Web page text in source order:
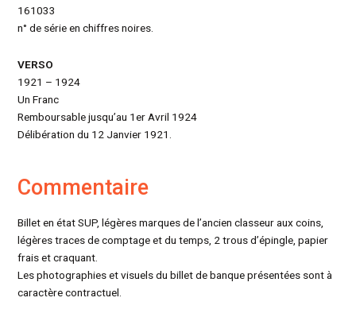
161033
n° de série en chiffres noires.
VERSO
1921 – 1924
Un Franc
Remboursable jusqu’au 1er Avril 1924
Délibération du 12 Janvier 1921.
Commentaire
Billet en état SUP, légères marques de l’ancien classeur aux coins,
légères traces de comptage et du temps, 2 trous d’épingle, papier
frais et craquant.
Les photographies et visuels du billet de banque présentées sont à
caractère contractuel.